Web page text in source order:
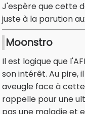
J'espère que cette
juste à la parution
Moonstro
Il est logique que
son intérêt. Au pire,
aveugle face à
rappelle pour une